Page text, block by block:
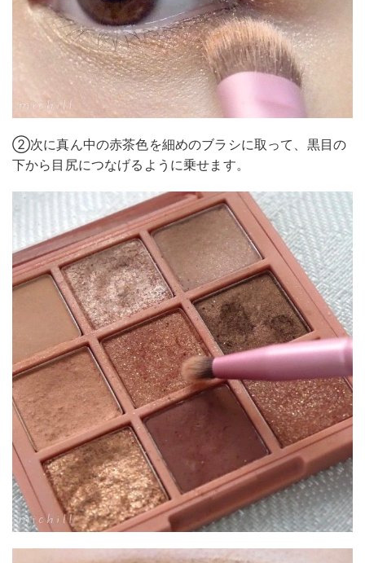
②次に真ん中の赤茶色を細めのブラシに取って、黒目の
下から目尻につなげるように乗せます。